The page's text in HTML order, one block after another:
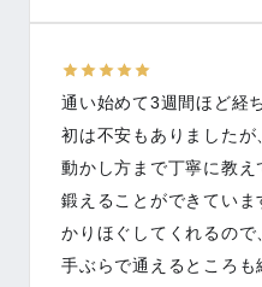
通い始めて3週間ほど経
初は不安もありました
動かし方まで丁寧に教え
鍛えることができてい
かりほぐしてくれるので
手ぶらで通えるところ